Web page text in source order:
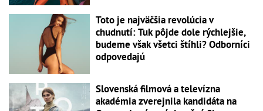
Toto je najväčšia revolúcia v
chudnutí: Tuk pôjde dole rýchlejšie,
budeme však všetci štíhli? Odborníci
odpovedajú
Slovenská filmová a televízna
akadémia zverejnila kandidáta na